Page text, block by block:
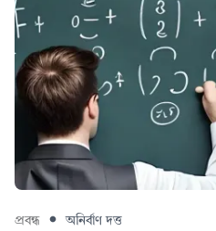
প্ৰবন্ধ অনিৰ্বাণ দত্ত